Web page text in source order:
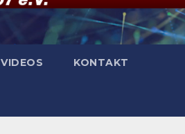
VIDEOS KONTAKT